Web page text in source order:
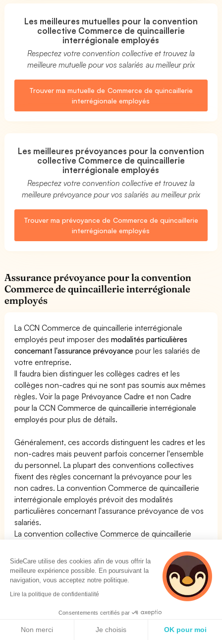
Les meilleures mutuelles pour la convention
collective Commerce de quincaillerie
interrégionale employés
Respectez votre convention collective et trouvez la
meilleure mutuelle pour vos salariés au meilleur prix
Trouver ma mutuelle de Commerce de quincaillerie
interrégionale employés
Les meilleures prévoyances pour la convention
collective Commerce de quincaillerie
interrégionale employés
Respectez votre convention collective et trouvez la
meilleure prévoyance pour vos salariés au meilleur prix
Trouver ma prévoyance de Commerce de quincaillerie
interrégionale employés
Assurance prévoyance pour la convention
Commerce de quincaillerie interrégionale
employés
La CCN Commerce de quincaillerie interrégionale
employés peut imposer desmodalités particulières
concernant l'assurance prévoyance pour les salariés de
votre entreprise.
Il faudra bien distinguer les collèges cadres et les
collèges non-cadres qui ne sont pas soumis aux mêmes
règles. Voir la page Prévoyance Cadre et non Cadre
pour la CCN Commerce de quincaillerie interrégionale
employés pour plus de détails.
Généralement, ces accords distinguent les cadres et les
non-cadres mais peuvent parfois concerner l'ensemble
du personnel. La plupart des conventions collectives
fixent des règles concernant la prévoyance pour les
non cadres. La convention Commerce de quincaillerie
interrégionale employés prévoit des modalités
particulières concernant l'assurance prévoyance de vos
salariés.
La convention collective Commerce de quincaillerie
cette convention mettent en place une
assurance
prévoyance pour les salariés non cadres
des sociétés de
type Commerce de quincaillerie interrégionale
employés.
chef d'entrepriseet que votre société
interrégionale employés nous pouvons vous aider à
SideCare utilise des cookies afin de vous offrir la
meilleure expérience possible. En poursuivant la
navigation, vous acceptez notre politique.
Lire la politique de confidentialité
Consentements certifiés par
Non merci Je choisis OK pour moi